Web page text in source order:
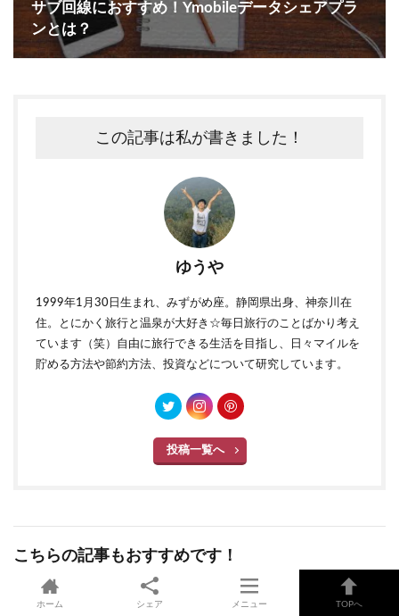
サブ回線におすすめ！Ymobileデータシェアプラ
ンとは？
この記事は私が書きました！
ゆうや
1999年1月30日生まれ、みずがめ座。静岡県出身、神奈川在
住。とにかく旅行と温泉が大好き☆毎日旅行のことばかり考え
ています（笑）自由に旅行できる生活を目指し、日々マイルを
貯める方法や節約方法、投資などについて研究しています。
投稿一覧へ
こちらの記事もおすすめです！
お金の勉強
Y!mobile（ワイモバイル）
を店舗で申し込むのは損
ホーム シェア メニュー TOPへ